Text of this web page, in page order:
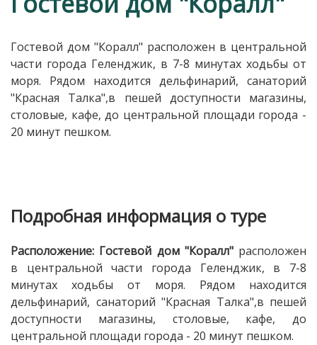
Гостевой дом "Коралл" расположен в центральной
части города Геленджик, в 7-8 минутах ходьбы от
моря. Рядом находится дельфинарий, санаторий
"Красная Талка",в пешей доступности магазины,
столовые, кафе, до центральной площади города -
20 минут пешком.
Подробная информация о туре
Расположение: Гостевой дом "Коралл" расположен
в центральной части города Геленджик, в 7-8
минутах ходьбы от моря. Рядом находится
дельфинарий, санаторий "Красная Талка",в пешей
доступности магазины, столовые, кафе, до
центральной площади города - 20 минут пешком.